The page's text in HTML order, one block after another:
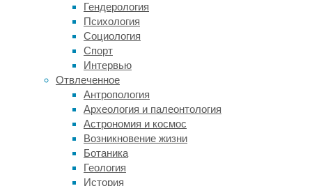
Гендерология
Психология
Социология
Спорт
Интервью
Отвлеченное
Антропология
Археология и палеонтология
Астрономия и космос
Возникновение жизни
Ботаника
Геология
История
Пример:
Анна,
27
лет,
выбрала
электроэпиляцию
для
коррекции
формы
бровей,
так
как